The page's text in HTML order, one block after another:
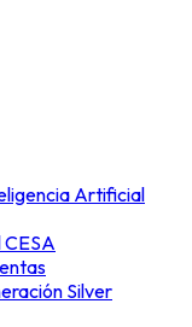
Artificial
Silver